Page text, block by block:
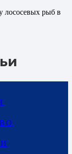
лососевых рыб в